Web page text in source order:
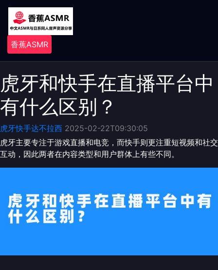
香蕉ASMR
虎牙和快手在直播平台中
有什么区别？
虎牙快手达不拉西 2025-02-22T09:30:05
虎牙主要专注于游戏直播和电竞，而快手则更注重短视频和社交
互动，因此两者在内容类型和用户群体上有些不同。